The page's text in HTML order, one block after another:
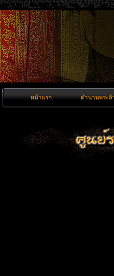
หน้าแรก ตำนานพระล้